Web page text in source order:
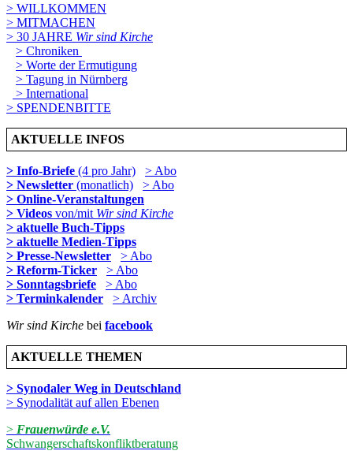
> WILLKOMMEN
> MITMACHEN
> 30 JAHRE Wir sind Kirche
> Chroniken
> Worte der Ermutigung
> Tagung in Nürnberg
> International
> SPENDENBITTE
AKTUELLE INFOS
> Info-Briefe (4 pro Jahr)
> Abo
> Newsletter (monatlich)
> Abo
> Online-Veranstaltungen
> Videos von/mit Wir sind Kirche
> aktuelle Buch-Tipps
> aktuelle Medien-Tipps
> Presse-Newsletter
> Abo
> Reform-Ticker
> Abo
> Sonntagsbriefe
> Abo
> Terminkalender
> Archiv
Wir sind Kirche bei facebook
AKTUELLE THEMEN
> Synodaler Weg in Deutschland
> Synodalität auf allen Ebenen
> Frauenwürde e.V.
Schwangerschaftskonfliktberatung